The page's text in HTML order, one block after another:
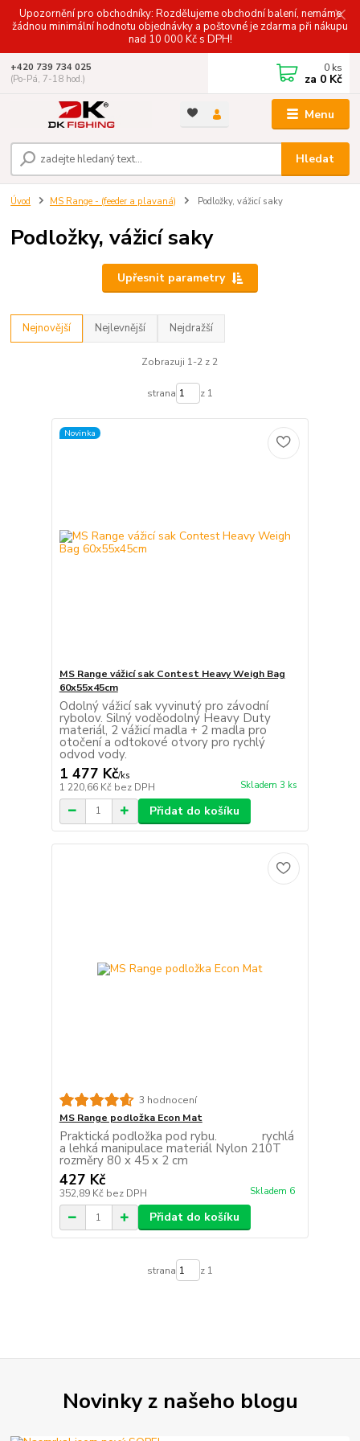
Upozornění pro obchodníky: Rozdělujeme obchodní balení, nemáme
žádnou minimální hodnotu objednávky a poštovné je zdarma při nákupu
nad 10 000 Kč s DPH!
Menu
Hledat
+420 739 734 025
(Po-Pá, 7-18 hod.)
0 ks
za 0 Kč
Úvod MS Range - (feeder a plavaná) Podložky, vážicí saky
Podložky, vážicí saky
Upřesnit parametry
Nejnovější Nejlevnější Nejdražší
Zobrazuji 1-2 z 2
strana z 1
Novinka
MS Range vážicí sak Contest Heavy Weigh Bag
60x55x45cm
Odolný vážicí sak vyvinutý pro závodní
rybolov. Silný voděodolný Heavy Duty
materiál, 2 vážicí madla + 2 madla pro
otočení a odtokové otvory pro rychlý
odvod vody.
1 477 Kč/ks
1 220,66 Kč bez DPH Skladem 3 ks
Přidat do košíku
3 hodnocení
MS Range podložka Econ Mat
Praktická podložka pod rybu. rychlá
a lehká manipulace materiál Nylon 210T
rozměry 80 x 45 x 2 cm
427 Kč
352,89 Kč bez DPH Skladem 6
Přidat do košíku
strana z 1
Novinky z našeho blogu